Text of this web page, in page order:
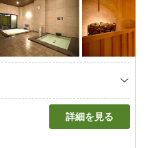
詳細を見る